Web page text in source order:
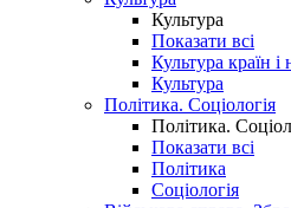
Культура
Показати всі
Культура країн і
Культура
Політика. Соціологія
Політика.
Показати всі
Політика
Соціологія